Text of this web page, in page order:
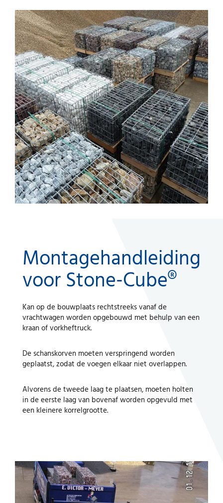
Montagehandleiding
voor Stone-Cube®
Kan op de bouwplaats rechtstreeks vanaf de
vrachtwagen worden opgebouwd met behulp van een
kraan of vorkheftruck.
De schanskorven moeten verspringend worden
geplaatst, zodat de voegen elkaar niet overlappen.
Alvorens de tweede laag te plaatsen, moeten holten
in de eerste laag van bovenaf worden opgevuld met
een kleinere korrelgrootte.